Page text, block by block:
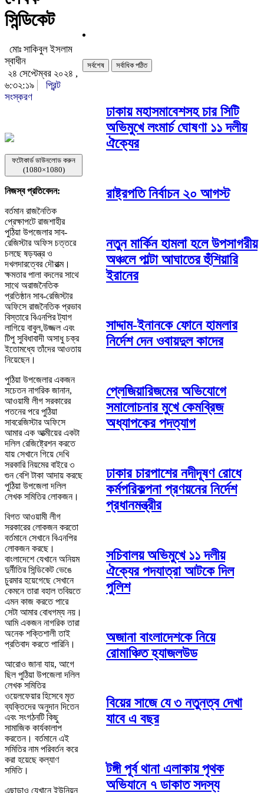
সিন্ডিকেট
মোঃ সাকিবুল ইসলাম
স্বাধীন
২৪ সেপ্টেম্বর ২০২৪ ,
৬:৩২:১৯
প্রিন্ট
সংস্করণ
ফটোকার্ড ডাউনলোড করুন
(1080×1080)
নিজস্ব প্রতিবেদন:
বর্তমান রাজনৈতিক
প্রেক্ষাপটে রাজশাহীর
পুঠিয়া উপজেলার সাব-
রেজিস্টার অফিস চত্তরে
চলছে ষড়যন্ত্র ও
দখলদারত্বের দৌরাত্ম।
ক্ষমতার পালা বদলের সাথে
সাথে অরাজনৈতিক
প্রতিষ্ঠান সাব-রেজিস্টার
অফিসে রাজনৈতিক প্রভাব
বিস্তারে বিএনপির ট্যাগ
লাগিয়ে বাবুল,উজ্জল এবং
টিপু সুবিধাবাদী অসাধু চক্র
ইতোমধ্যে তাঁদের আওতায়
নিয়েছেন।
পুঠিয়া উপজেলার একজন
সচেতন নাগরিক জানান,
আওয়ামী লীগ সরকারের
পতনের পরে পুঠিয়া
সাবরেজিস্টার অফিসে
আমার এক আত্মীয়ের একটা
দলিল রেজিষ্ট্রেশন করতে
যায় সেখানে গিয়ে দেখি
সরকারি নিয়মের বাইরে ৩
গুন বেশি টাকা আদায় করছে
পুঠিয়া উপজেলা দলিল
লেখক সমিতির লোকজন।
বিগত আওয়ামী লীগ
সরকারের লোকজন করতো
বর্তমানে সেখানে বিএনপির
লোকজন করছে।
বাংলাদেশে যেখানে অনিয়ম
দুর্নীতির সিন্ডিকেট ভেঙে
চুরমার হয়েগেছে সেখানে
কেমনে তারা বহাল তবিয়তে
এমন কাজ করতে পারে
সেটা আমার বোধগম্য নয়।
আমি একজন নাগরিক তারা
অনেক শক্তিশালী তাই
প্রতিবাদ করতে পারিনি।
আরোও জানা যায়, আগে
ছিল পুঠিয়া উপজেলা দলিল
লেখক সমিতির
ওয়েলফেয়ার হিসেবে মৃত
ব্যক্তিদের অনুদান দিতেন
এবং সংগঠনটি কিছু
সামাজিক কার্যকালাপ
করতেন। বর্তমানে এই
সমিতির নাম পরিবর্তন করে
করা হয়েছে কল্যাণ
সমিতি।
এছাড়াও যেখানে ইউনিয়ন
সর্বশেষ সর্বাধিক পঠিত
ঢাকায় মহাসমাবেশসহ চার সিটি
অভিমুখে লংমার্চ ঘোষণা ১১ দলীয়
ঐক্যের
রাষ্ট্রপতি নির্বাচন ২০ আগস্ট
নতুন মার্কিন হামলা হলে উপসাগরীয়
অঞ্চলে পাল্টা আঘাতের হুঁশিয়ারি
ইরানের
সাদ্দাম-ইনানকে ফোনে হামলার
নির্দেশ দেন ওবায়দুল কাদের
প্লেজিয়ারিজমের অভিযোগে
সমালোচনার মুখে কেমব্রিজ
অধ্যাপকের পদত্যাগ
ঢাকার চারপাশের নদীদূষণ রোধে
কর্মপরিকল্পনা প্রণয়নের নির্দেশ
প্রধানমন্ত্রীর
সচিবালয় অভিমুখে ১১ দলীয়
ঐক্যের পদযাত্রা আটকে দিল
পুলিশ
অজানা বাংলাদেশকে নিয়ে
রোমাঞ্চিত হ্যাজলউড
বিয়ের সাজে যে ৩ নতুনত্ব দেখা
যাবে এ বছর
টঙ্গী পূর্ব থানা এলাকায় পৃথক
অভিযানে ৭ ডাকাত সদস্য